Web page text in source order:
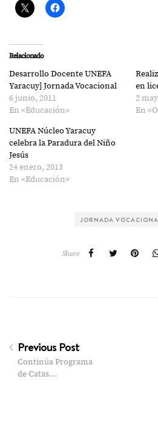
Relacionado
Desarrollo Docente UNEFA
Yaracuy] Jornada Vocacional
6 junio, 2011
En «Educación»
en
2
En
UNEFA Núcleo Yaracuy
celebra la Paradura del Niño
Jesús
24 enero, 2013
En «Educación»
JORNADA
Share
Previous Post
Continúa Programa
de Catas…